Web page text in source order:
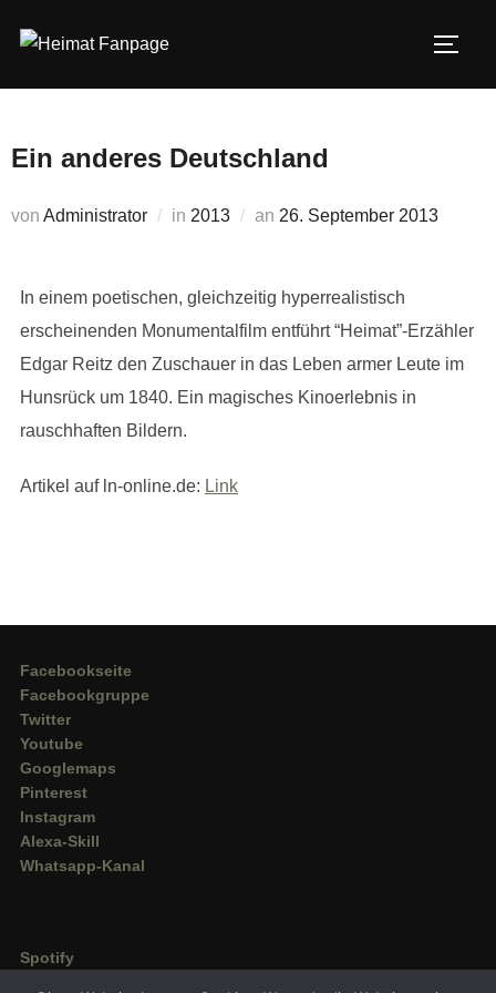
Inhalt
Ein anderes Deutschland
von Administrator in 2013 an Veröffentlicht
26. September 2013
In einem poetischen, gleichzeitig hyperrealistisch
erscheinenden Monumentalfilm entführt “Heimat”-Erzähler
Edgar Reitz den Zuschauer in das Leben armer Leute im
Hunsrück um 1840. Ein magisches Kinoerlebnis in
rauschhaften Bildern.
Artikel auf ln-online.de: Link
Facebookseite
Facebookgruppe
Twitter
Youtube
Googlemaps
Pinterest
Instagram
Alexa-Skill
Whatsapp-Kanal
Spotify